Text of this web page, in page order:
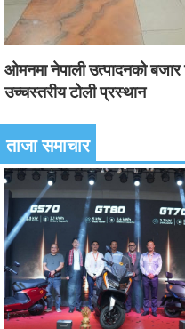
ओमनमा नेपाली उत्पादनको बजार
उच्चस्तरीय टोली प्रस्थान
ताजा समाचार